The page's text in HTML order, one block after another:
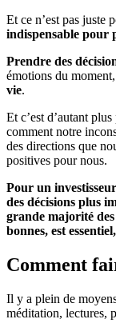
Et ce n’est pas juste
indispensable pour
Prendre des
émotions du moment,
vie.
Et c’est d’autant
comment notre
des directions que
positives pour nous.
Pour un
des décisions plus
grande majorité
bonnes, est
Comment
Il y a plein de
méditation, lectures,